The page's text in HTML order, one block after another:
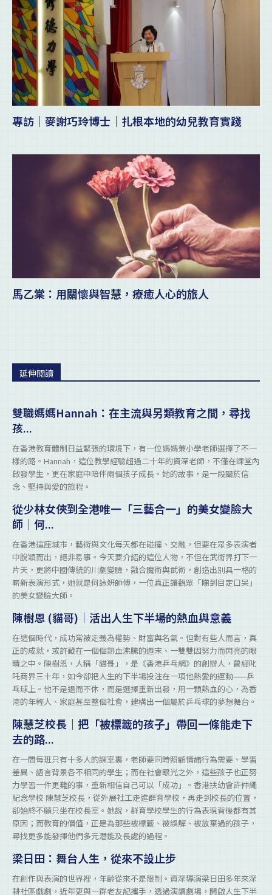
專訪｜麥謝巧玲博士｜扎根本地的幼兒教育實踐
馬乙棠：用關懷與智慧，療癒人心的旅人
延伸閱讀
雙職媽媽Hannah：在主流與另類教育之間，尋找
孩...
在香港教育體制日益緊張的環境下，有一位媽媽兼小學老師選擇了不一
樣的路。Hannah，這位教學經驗超過二十年的資深老師，不僅在課堂內
啟發學生，更在家庭中陪伴兩個孩子成長。她的故事，是一段關於信
念、堅持與愛的旅程。
從少林女俠到全港唯一「三藝合一」的美女變臉大
師｜何...
在香港這座城市，藝術與文化每天都在碰撞、交融，但要在眾多表演者
中脫穎而出，絕非易事。今天要介紹的這位人物，不但在武術界打下一
片天，更將中國傳統的川劇變臉，融合魔術與武術，創造出別具一格的
嶄新表演形式，她就是何詠妍師傅，一位真正讓觀眾「睇到目定口呆」
的美女變臉大師。
陳樹恩 (貓哥)｜活出人生下半場的熱血與意義
在這個時代，成功常被定義為權勢、財富與名氣。但對有些人而言，真
正的成就，或許藏在一個個熱血沸騰的週末、一雙雙因努力而閃亮的眼
睛之中。陳樹恩，人稱「貓哥」，是《香港乒乓網》的創辦人，曾經叱
吒商界三十年，如今卻把人生的下半場投注在一項他熱愛的運動——乒
乓球上。他不是退而不休，而是選擇重新出發，用一顆熱血的心，為香
港的年輕人、家庭甚至整個社會，建構出一個屬於乒乓球的夢想舞台。
陳慧芝校長｜把「被標籤的孩子」帶回一條能走下
去的路...
在一間每班只有十多人的課室裏，老師要同時照顧情緒行為需要、學習
差異、語言背景各不相同的學生；而在社會眼光之外，這些孩子也正努
力學習一件更難的事，重新相信自己可以「成功」。香港扶幼會許仲繩
紀念學校 陳慧芝校長，從外展社工走進群育學校，再走到校長的位置，
卻始終不願只坐在校長室。她說，群育學校學生的行為表現背後都有其
原因；而教育的價值，正是為那些被標籤、被誤解、被放棄過的孩子，
尋找更多能發揮他們多元潛能及長處的過程。
梁日田：舞台人生，從來不設止步
在創作與表演的世界裡，年齡從來不是限制。資深導演梁日田多年來深
耕社區戲劇，近年更與一群老友記攜手，透過演讀劇場，開啟人生下半